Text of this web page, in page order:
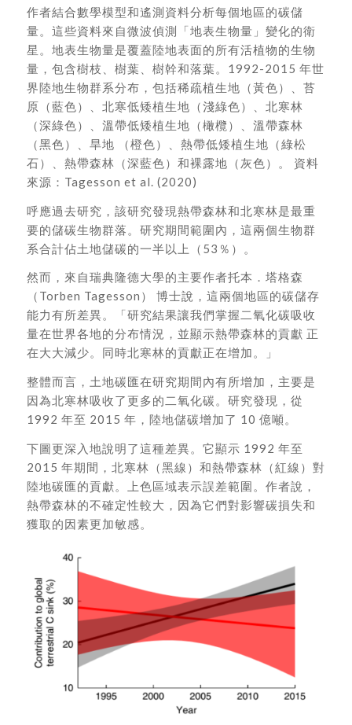
作者結合數學模型和遙測資料分析每個地區的碳儲
量。這些資料來自微波偵測「地表生物量」變化的衛
星。地表生物量是覆蓋陸地表面的所有活植物的生物
量，包含樹枝、樹葉、樹幹和落葉。1992-2015 年世
界陸地生物群系分布，包括稀疏植生地（黃色）、苔
原（藍色）、北寒低矮植生地（淺綠色）、北寒林
（深綠色）、溫帶低矮植生地（橄欖）、溫帶森林
（黑色）、旱地 （橙色）、熱帶低矮植生地（綠松
石）、熱帶森林（深藍色）和裸露地（灰色）。 資料
來源：Tagesson et al. (2020)
呼應過去研究，該研究發現熱帶森林和北寒林是最重
要的儲碳生物群落。研究期間範圍內，這兩個生物群
系合計佔土地儲碳的一半以上（53％）。
然而，來自瑞典隆德大學的主要作者托本．塔格森
（Torben Tagesson） 博士說，這兩個地區的碳儲存
能力有所差異。「研究結果讓我們掌握二氧化碳吸收
量在世界各地的分布情況，並顯示熱帶森林的貢獻 正
在大大減少。同時北寒林的貢獻正在增加。」
整體而言，土地碳匯在研究期間內有所增加，主要是
因為北寒林吸收了更多的二氧化碳。研究發現，從
1992 年至 2015 年，陸地儲碳增加了 10 億噸。
下圖更深入地說明了這種差異。它顯示 1992 年至
2015 年期間，北寒林（黑線）和熱帶森林（紅線）對
陸地碳匯的貢獻。上色區域表示誤差範圍。作者說，
熱帶森林的不確定性較大，因為它們對影響碳損失和
獲取的因素更加敏感。